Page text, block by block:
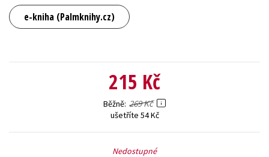
e-kniha (Palmknihy.cz)
215 Kč
Běžně 269 Kč
ušetříte 54 Kč
Nedostupné